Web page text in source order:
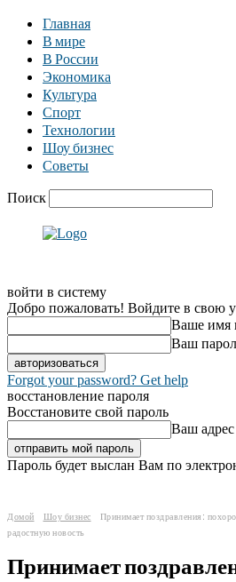
Главная
В мире
В России
Экономика
Культура
Спорт
Технологии
Шоу бизнес
Советы
Поиск
войти в систему
Добро пожаловать! Войдите в свою
Ваше имя
Ваш
Forgot your password? Get help
восстановление пароля
Восстановите свой пароль
Ваш
Пароль будет выслан Вам по
Домой Шоу бизнес
Принимает поздравления:
радостную новость
Принимает